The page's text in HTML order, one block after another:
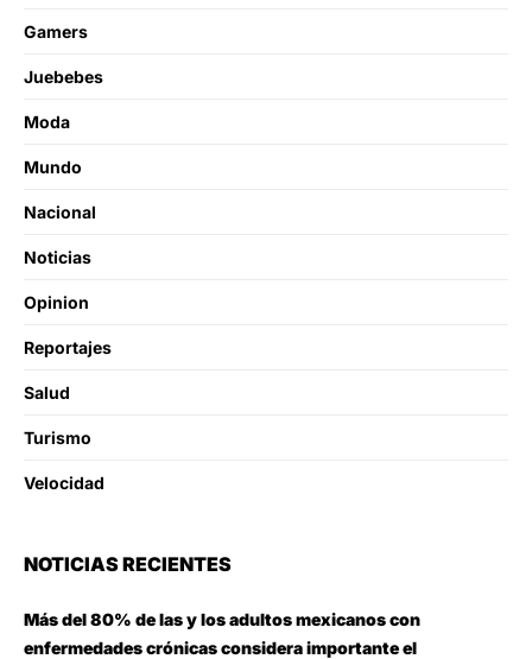
Gamers
Juebebes
Moda
Mundo
Nacional
Noticias
Opinion
Reportajes
Salud
Turismo
Velocidad
NOTICIAS RECIENTES
Más del 80% de las y los adultos mexicanos con
enfermedades crónicas considera importante el